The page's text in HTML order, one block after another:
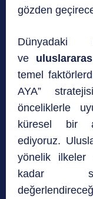
gözden
Dünyadaki
ve
temel
AYA”
önceliklerle
küresel bir
ediyoruz.
yönelik ilkeler
kadar